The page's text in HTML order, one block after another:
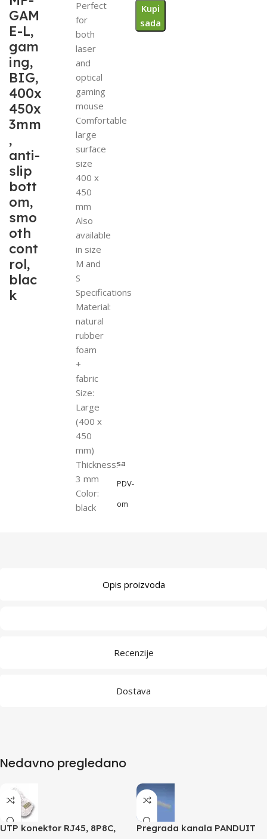
GAM
E-L,
gam
ing,
BIG,
400x
450x
3mm
,
anti-
slip
bott
om,
smo
oth
cont
rol,
blac
k
Perfect
for
both
laser
and
optical
gaming
mouse
Comfortable
large
surface
size
400 x
450
mm
Also
available
in size
M and
S
Specifications
Material:
natural
rubber
foam
+
fabric
Size:
Large
(400 x
450
mm)
Thickness:
3 mm
Color:
black
sa
PDV-
om
Kupi
sada
Opis proizvoda
Recenzije
Dostava
Nedavno pregledano
UTP konektor RJ45, 8P8C,
Pregrada kanala PANDUIT